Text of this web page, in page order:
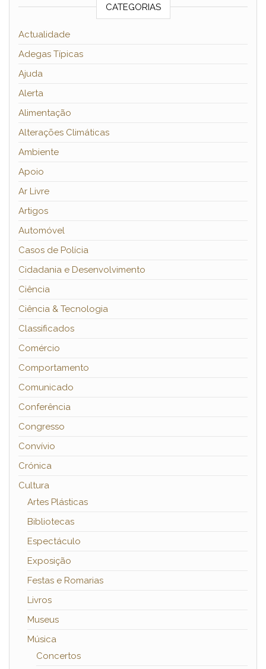
CATEGORIAS
Actualidade
Adegas Típicas
Ajuda
Alerta
Alimentação
Alterações Climáticas
Ambiente
Apoio
Ar Livre
Artigos
Automóvel
Casos de Polícia
Cidadania e Desenvolvimento
Ciência
Ciência & Tecnologia
Classificados
Comércio
Comportamento
Comunicado
Conferência
Congresso
Convívio
Crónica
Cultura
Artes Plásticas
Bibliotecas
Espectáculo
Exposição
Festas e Romarias
Livros
Museus
Música
Concertos